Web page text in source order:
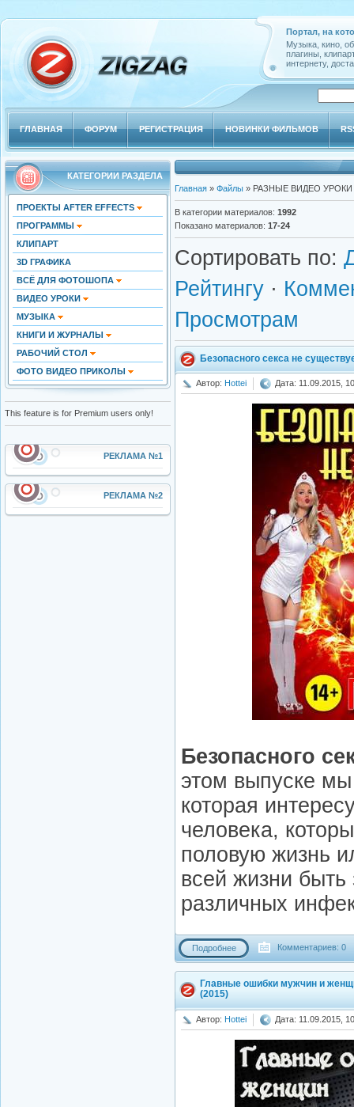
Портал, на
Музыка, кино,
плагины,
интернету,
ГЛАВНАЯ ФОРУМ РЕГИСТРАЦИЯ НОВИНКИ ФИЛЬМОВ
КАТЕГОРИИ РАЗДЕЛА
ПРОЕКТЫ AFTER EFFECTS
ПРОГРАММЫ
КЛИПАРТ
3D ГРАФИКА
ВСЁ ДЛЯ ФОТОШОПА
ВИДЕО УРОКИ
МУЗЫКА
КНИГИ И ЖУРНАЛЫ
РАБОЧИЙ СТОЛ
ФОТО ВИДЕО ПРИКОЛЫ
This feature is for Premium users only!
РЕКЛАМА №1
РЕКЛАМА №2
Главная » Файлы » РАЗНЫЕ ВИДЕО УРОКИ
В категории материалов: 1992
Показано материалов: 17-24
Сортировать по:
Рейтингу ·
Просмотрам
Безопасного секса не
Автор: Hottei Дата: 11.09.2015,
Безопасного
этом выпуске
которая
человека,
половую жизнь
всей жизни
различных
Подробнее Комментариев: 0
Главные ошибки мужчин и
(2015)
Автор: Hottei Дата: 11.09.2015,